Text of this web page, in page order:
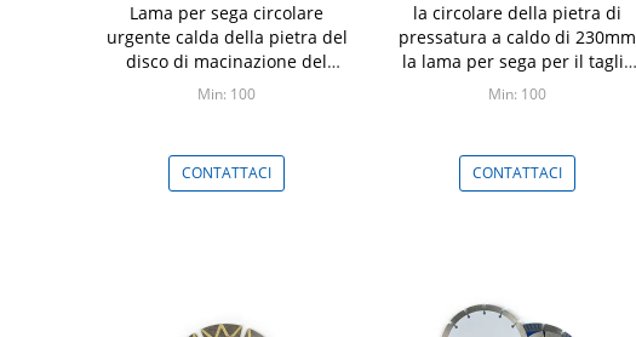
Lama per sega circolare
urgente calda della pietra del
disco di macinazione del
granito
Min: 100
CONTATTACI
la circolare della pietra di
pressatura a caldo di 230mm
la lama per sega per il taglio
del marmo
Min: 100
CONTATTACI